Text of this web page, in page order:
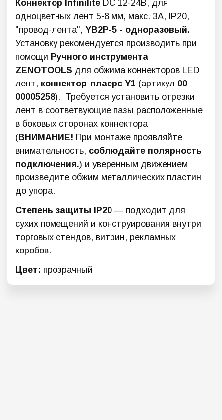
Коннектор Infinilite DC 12-24В, для
одноцветных лент 5-8 мм, макс. 3А, IP20,
"провод-лента", YB2P-5 - одноразовый.
Установку рекомендуется производить при
помощи Ручного инструмента
ZENOTOOLS для обжима коннекторов LED
лент, коннектор-плаерс Y1 (артикул 00-
00005258). Требуется установить отрезки
лент в соответвующие пазы расположенные
в боковых сторонах коннектора
(ВНИМАНИЕ! При монтаже проявляйте
внимательность, соблюдайте полярность
подключения.) и уверенным движением
произведите обжим металлических пластин
до упора.
Степень защиты IP20 — подходит для
сухих помещений и конструирования внутри
торговых стендов, витрин, рекламных
коробов.
Цвет: прозрачный